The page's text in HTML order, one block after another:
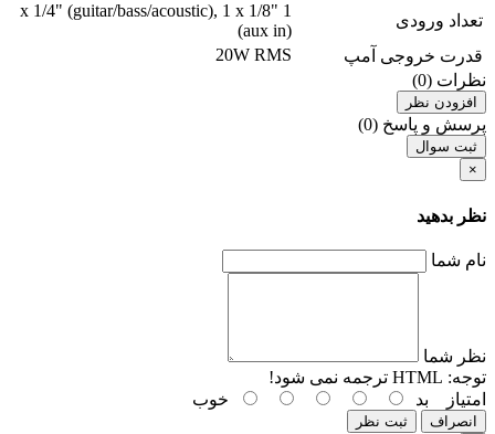
تعداد ورودی
1 x 1/4" (guitar/bass/acoustic), 1 x 1/8"
(aux in)
قدرت خروجی آمپ
20W RMS
نظرات (0)
افزودن نظر
پرسش و پاسخ (0)
ثبت سوال
×
نظر بدهید
نام شما
نظر شما
توجه:
امتیاز
بد خوب
انصراف
ثبت نظر